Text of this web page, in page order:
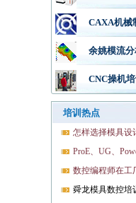
CAXA机械
余姚模流分
CNC操机培
培训热点
怎样选择模具设
舜龙模具数控培